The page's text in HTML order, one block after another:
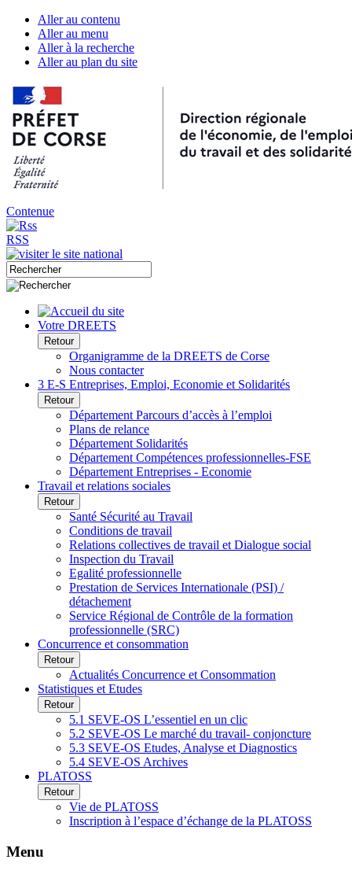
Aller au contenu
Aller au menu
Aller à la recherche
Aller au plan du site
Contenue
RSS
Votre DREETS
Retour
Organigramme de la DREETS de Corse
Nous contacter
3 E-S Entreprises, Emploi, Economie et Solidarités
Retour
Département Parcours d’accès à l’emploi
Plans de relance
Département Solidarités
Département Compétences professionnelles-FSE
Département Entreprises - Economie
Travail et relations sociales
Retour
Santé Sécurité au Travail
Conditions de travail
Relations collectives de travail et Dialogue social
Inspection du Travail
Egalité professionnelle
Prestation de Services Internationale (PSI) /
détachement
Service Régional de Contrôle de la formation
professionnelle (SRC)
Concurrence et consommation
Retour
Actualités Concurrence et Consommation
Statistiques et Etudes
Retour
5.1 SEVE-OS L’essentiel en un clic
5.2 SEVE-OS Le marché du travail- conjoncture
5.3 SEVE-OS Etudes, Analyse et Diagnostics
5.4 SEVE-OS Archives
PLATOSS
Retour
Vie de PLATOSS
Inscription à l’espace d’échange de la PLATOSS
Menu